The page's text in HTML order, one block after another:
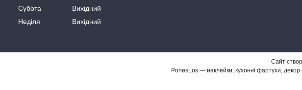
Субота
Вихідний
Неділя
Вихідний
Сайт